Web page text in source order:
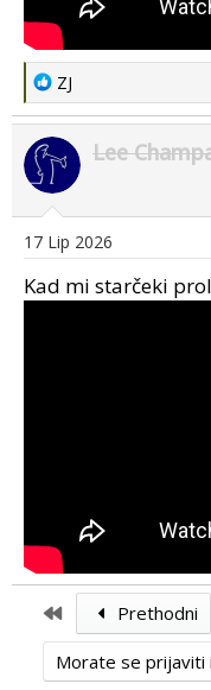
R
e
a
c
n
s
:
ZJ
Lee
17 Lip 2026
Kad mi starčeki
First Prethodni
Morate se prijaviti